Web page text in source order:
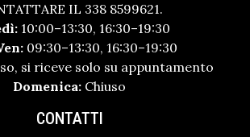
IL 338 8599621.
10:00–13:30, 16:30–19:30
09:30–13:30, 16:30–19:30
si riceve solo su appuntamento
Domenica: Chiuso
CONTATTI